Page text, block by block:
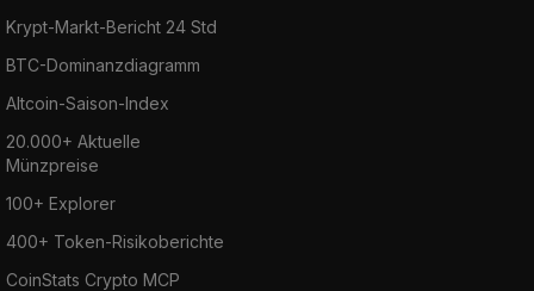
Krypt-Markt-Bericht 24 Std
BTC-Dominanzdiagramm
Altcoin-Saison-Index
20.000+ Aktuelle
Münzpreise
100+ Explorer
400+ Token-Risikoberichte
CoinStats Crypto MCP